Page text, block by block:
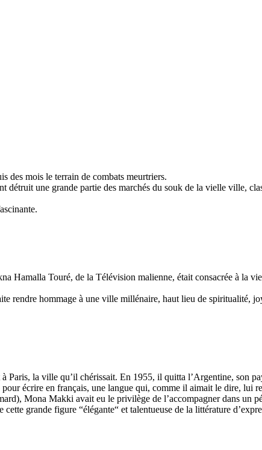
des mois le terrain de combats meurtriers.
détruit une grande partie des marchés du souk de la vielle ville,
Hamalla Touré, de la Télévision malienne, était consacrée à la
rendre hommage à une ville millénaire, haut lieu de spiritualité,
la ville qu’il chérissait. En 1955, il quitta l’Argentine, son
écrire en français, une langue qui, comme il aimait le dire, lui
Mona Makki avait eu le privilège de l’accompagner dans un
grande figure “élégante“ et talentueuse de la littérature